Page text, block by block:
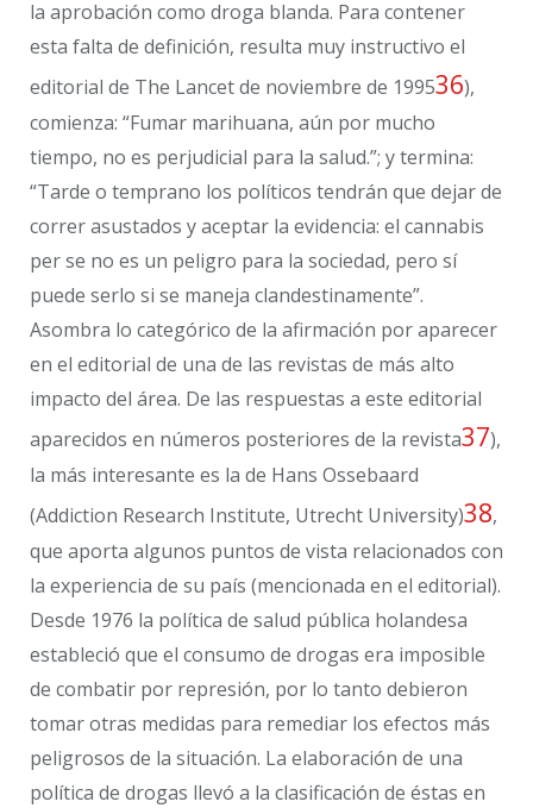
la aprobación como droga blanda. Para contener
esta falta de definición, resulta muy instructivo el
editorial de The Lancet de noviembre de 199536),
comienza: “Fumar marihuana, aún por mucho
tiempo, no es perjudicial para la salud.”; y termina:
“Tarde o temprano los políticos tendrán que dejar de
correr asustados y aceptar la evidencia: el cannabis
per se no es un peligro para la sociedad, pero sí
puede serlo si se maneja clandestinamente”.
Asombra lo categórico de la afirmación por aparecer
en el editorial de una de las revistas de más alto
impacto del área. De las respuestas a este editorial
aparecidos en números posteriores de la revista37),
la más interesante es la de Hans Ossebaard
(Addiction Research Institute, Utrecht University)38,
que aporta algunos puntos de vista relacionados con
la experiencia de su país (mencionada en el editorial).
Desde 1976 la política de salud pública holandesa
estableció que el consumo de drogas era imposible
de combatir por represión, por lo tanto debieron
tomar otras medidas para remediar los efectos más
peligrosos de la situación. La elaboración de una
política de drogas llevó a la clasificación de éstas en